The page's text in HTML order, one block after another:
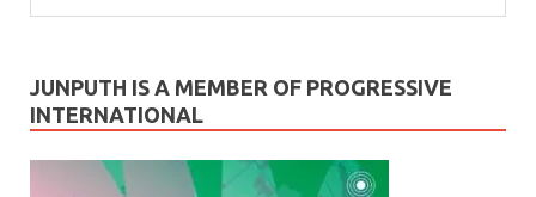
JUNPUTH IS A MEMBER OF PROGRESSIVE
INTERNATIONAL